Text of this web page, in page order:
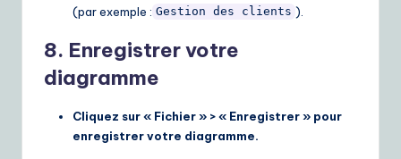
(par exemple : Gestion des clients ).
8. Enregistrer votre
diagramme
Cliquez sur « Fichier » > « Enregistrer » pour
enregistrer votre diagramme.